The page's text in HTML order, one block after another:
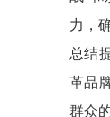
力，
总结
革品
群众